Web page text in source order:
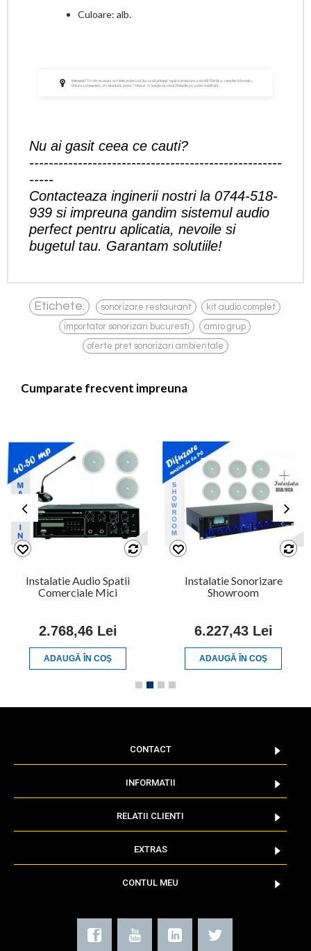
Culoare: alb.
Nu ai gasit ceea ce cauti?
----------------------------------------------------
-----
Contacteaza inginerii nostri la 0744-518-
939 si impreuna gandim sistemul audio
perfect pentru aplicatia, nevoile si
bugetul tau. Garantam solutiile!
Etichete: sonorizare restaurant , kit audio complet ,
importator sonorizari bucuresti , amro grup ,
oferte pret sonorizari ambientale
Cumparate frecvent impreuna
Instalatie Audio Spatii
Comerciale Mici
2.768,46 Lei
ADAUGĂ ÎN COŞ
Instalatie Sonorizare
Showroom
6.227,43 Lei
ADAUGĂ ÎN COŞ
CONTACT
INFORMATII
RELATII CLIENTI
EXTRAS
CONTUL MEU